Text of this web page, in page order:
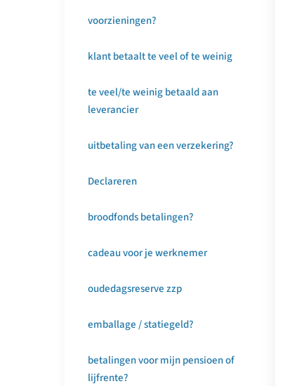
voorzieningen?
klant betaalt te veel of te weinig
te veel/te weinig betaald aan
leverancier
uitbetaling van een verzekering?
Declareren
broodfonds betalingen?
cadeau voor je werknemer
oudedagsreserve zzp
emballage / statiegeld?
betalingen voor mijn pensioen of
lijfrente?